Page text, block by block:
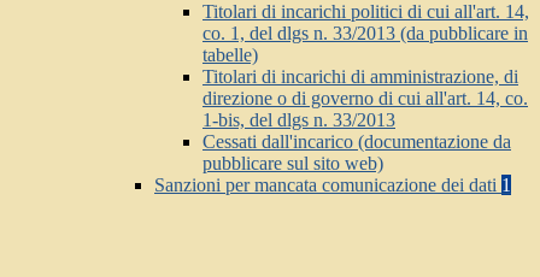
Titolari di incarichi politici di cui all'art. 14,
co. 1, del dlgs n. 33/2013 (da pubblicare in
tabelle)
Titolari di incarichi di amministrazione, di
direzione o di governo di cui all'art. 14, co.
1-bis, del dlgs n. 33/2013
Cessati dall'incarico (documentazione da
pubblicare sul sito web)
Sanzioni per mancata comunicazione dei dati 1